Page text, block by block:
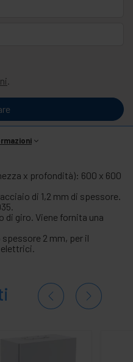
.
x profondità): 600 x 600
di 1,2 mm di spessore.
di giro. Viene fornita una
2 mm, per il